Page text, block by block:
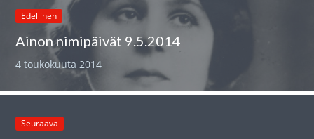
Edellinen
Ainon nimipäivät 9.5.2014
4 toukokuuta 2014
Seuraava